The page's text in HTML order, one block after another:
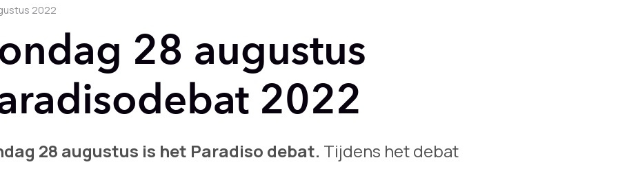
2022
28 augustus
2022
28 augustus is het Paradiso debat. Tijdens het debat